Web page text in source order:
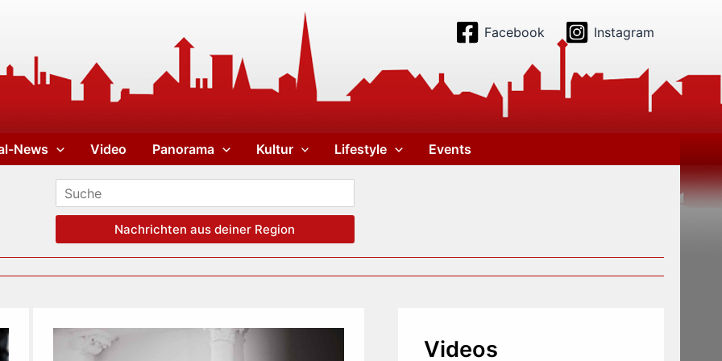
Facebook Instagram
News Video Panorama Kultur Lifestyle Events
Nachrichten aus deiner Region
Videos